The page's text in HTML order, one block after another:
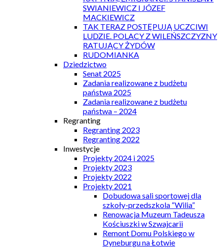
SWIANIEWICZ I JÓZEF
MACKIEWICZ
TAK TERAZ POSTĘPUJĄ UCZCIWI
LUDZIE. POLACY Z WILEŃSZCZYZNY
RATUJĄCY ŻYDÓW
RUDOMIANKA
Dziedzictwo
Senat 2025
Zadania realizowane z budżetu
państwa 2025
Zadania realizowane z budżetu
państwa – 2024
Regranting
Regranting 2023
Regranting 2022
Inwestycje
Projekty 2024 i 2025
Projekty 2023
Projekty 2022
Projekty 2021
Dobudowa sali sportowej dla
szkoły-przedszkola “Wilia”
Renowacja Muzeum Tadeusza
Kościuszki w Szwajcarii
Remont Domu Polskiego w
Dyneburgu na Łotwie